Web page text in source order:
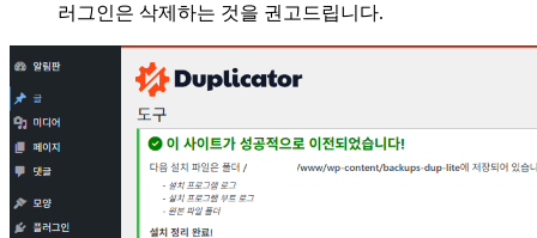
러그인은 삭제하는 것을 권고드립니다.